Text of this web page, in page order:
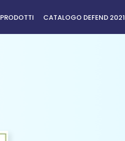
PRODOTTI CATALOGO DEFEND 2021